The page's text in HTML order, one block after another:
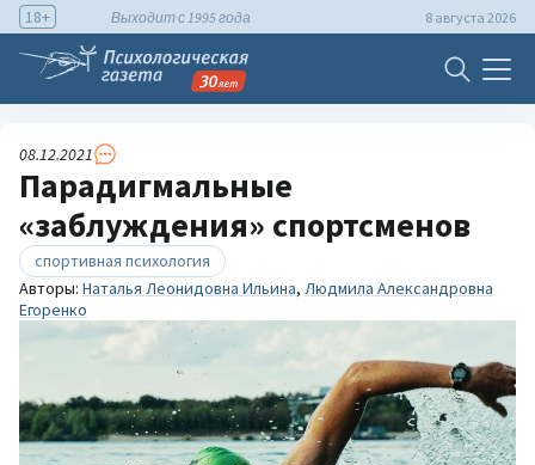
18+ Выходит с 1995 года 8 августа 2026
08.12.2021
Парадигмальные
«заблуждения» спортсменов
спортивная психология
Авторы: Наталья Леонидовна Ильина, Людмила Александровна
Егоренко